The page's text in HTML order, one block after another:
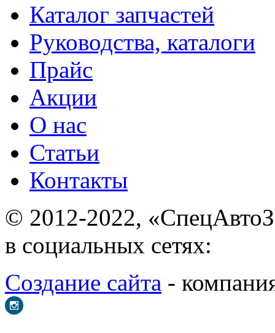
Каталог запчастей
Руководства, каталоги
Прайс
Акции
О нас
Статьи
Контакты
© 2012-2022,
в социальных сетях:
Создание сайта -